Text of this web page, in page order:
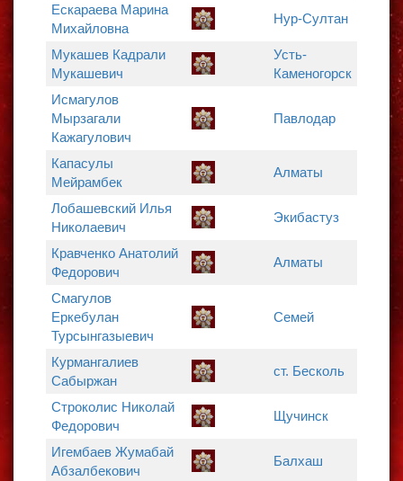
Ескараева Марина
Михайловна
Нур-Султан
Мукашев Кадрали
Мукашевич
Усть-
Каменогорск
Исмагулов
Мырзагали
Кажагулович
Павлодар
Капасулы
Мейрамбек
Алматы
Лобашевский Илья
Николаевич
Экибастуз
Кравченко Анатолий
Федорович
Алматы
Смагулов
Еркебулан
Турсынгазыевич
Семей
Курмангалиев
Сабыржан
ст. Бесколь
Строколис Николай
Федорович
Щучинск
Игембаев Жумабай
Абзалбекович
Балхаш